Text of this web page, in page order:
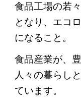
食品工場の若
となり、エコ
になること。
食品産業が、
人々の暮らし
ています。